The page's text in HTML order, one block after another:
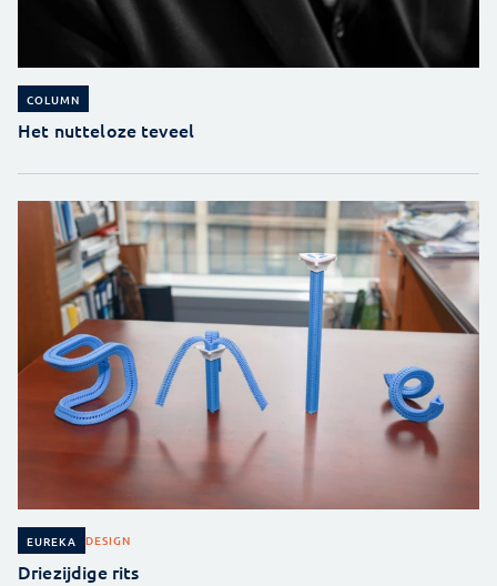
COLUMN
Het nutteloze teveel
EUREKA DESIGN
Driezijdige rits